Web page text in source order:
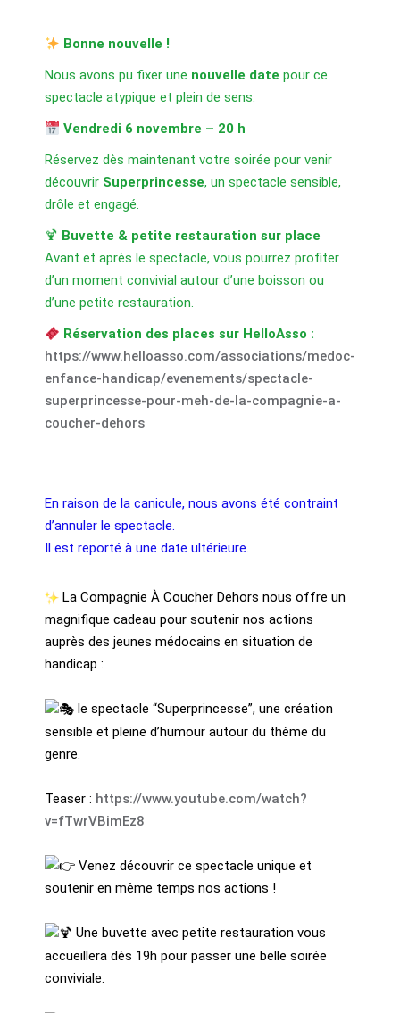
Bonne nouvelle !
Nous avons pu fixer une nouvelle date pour ce
spectacle atypique et plein de sens.
Vendredi 6 novembre – 20 h
Réservez dès maintenant votre soirée pour venir
découvrir Superprincesse, un spectacle sensible,
drôle et engagé.
🍹 Buvette & petite restauration sur place
Avant et après le spectacle, vous pourrez profiter
d’un moment convivial autour d’une boisson ou
d’une petite restauration.
Réservation des places sur HelloAsso :
https://www.helloasso.com/associations/medoc-
enfance-handicap/evenements/spectacle-
superprincesse-pour-meh-de-la-compagnie-a-
coucher-dehors
En raison de la canicule, nous avons été contraint
d’annuler le spectacle.
Il est reporté à une date ultérieure.
La Compagnie À Coucher Dehors nous offre un
magnifique cadeau pour soutenir nos actions
auprès des jeunes médocains en situation de
handicap :
le spectacle “Superprincesse”, une création
sensible et pleine d’humour autour du thème du
genre.
Teaser : https://www.youtube.com/watch?
v=fTwrVBimEz8
Venez découvrir ce spectacle unique et
soutenir en même temps nos actions !
Une buvette avec petite restauration vous
accueillera dès 19h pour passer une belle soirée
conviviale.